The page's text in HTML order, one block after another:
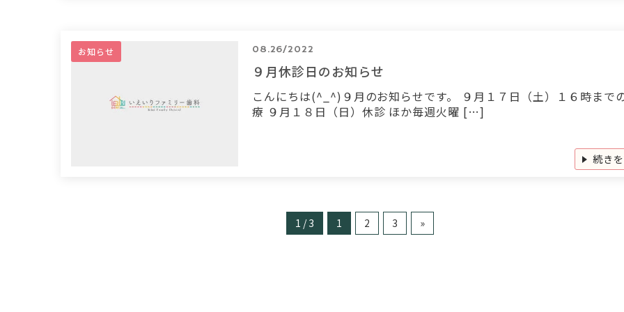
お知らせ 08.26/2022
９月休診日のお知らせ
こんにちは(^_^)９月のお知らせです。 ９月１７日（土）１６時まで
療 ９月１８日（日）休診 ほか毎週火曜 […]
続き
1 / 3 1 2 3 »